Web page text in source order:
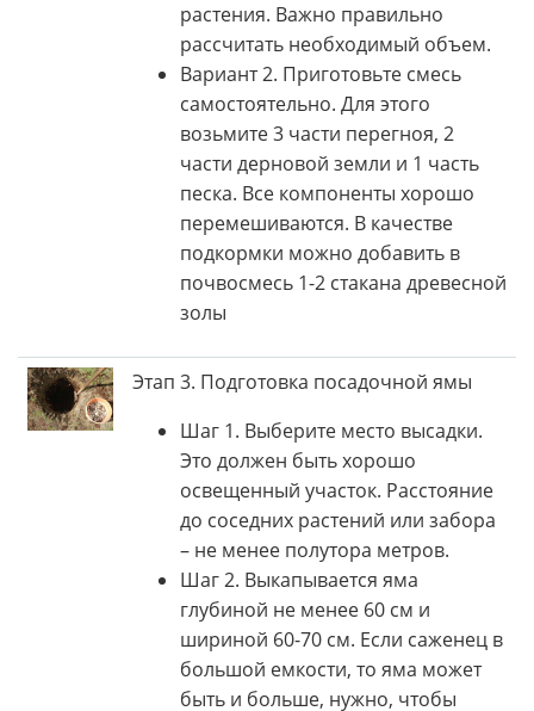
растения. Важно правильно
рассчитать необходимый объем.
Вариант 2. Приготовьте смесь
самостоятельно. Для этого
возьмите 3 части перегноя, 2
части дерновой земли и 1 часть
песка. Все компоненты хорошо
перемешиваются. В качестве
подкормки можно добавить в
почвосмесь 1-2 стакана древесной
золы
Этап 3. Подготовка посадочной ямы
Шаг 1. Выберите место высадки.
Это должен быть хорошо
освещенный участок. Расстояние
до соседних растений или забора
– не менее полутора метров.
Шаг 2. Выкапывается яма
глубиной не менее 60 см и
шириной 60-70 см. Если саженец в
большой емкости, то яма может
быть и больше, нужно, чтобы